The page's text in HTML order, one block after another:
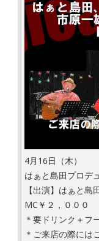
4月16日（木）
はぁと島田プロデ
【出演】はぁと島
MC￥２，００
＊要ドリンク＋フ
＊ご来店の際には